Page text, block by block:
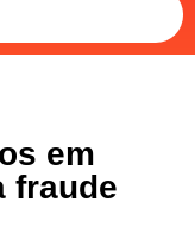
em
fraude